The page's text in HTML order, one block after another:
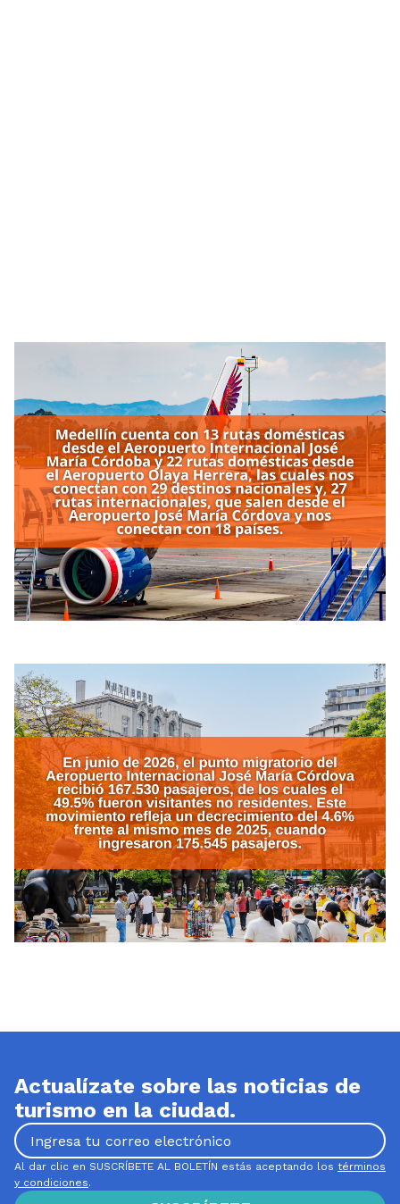
Actualízate sobre las noticias de
turismo en la ciudad.
Al dar clic en SUSCRÍBETE AL BOLETÍN estás aceptando los términos
y condiciones.